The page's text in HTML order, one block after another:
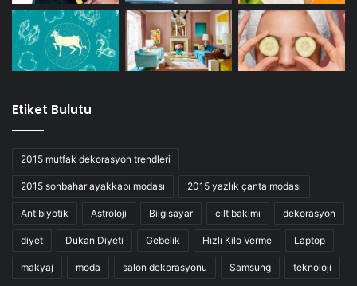
Etiket Bulutu
2015 mutfak dekorasyon trendleri
2015 sonbahar ayakkabı modası 2015 yazlık çanta modası
Antibiyotik Astroloji Bilgisayar cilt bakımı dekorasyon
diyet Dukan Diyeti Gebelik Hızlı Kilo Verme Laptop
makyaj moda salon dekorasyonu Samsung teknoloji